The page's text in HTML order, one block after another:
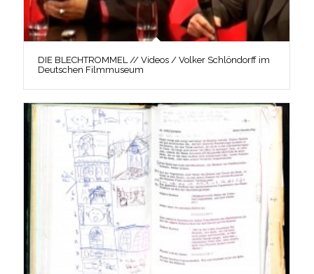
DIE BLECHTROMMEL // Videos / Volker Schlöndorff im
Deutschen Filmmuseum